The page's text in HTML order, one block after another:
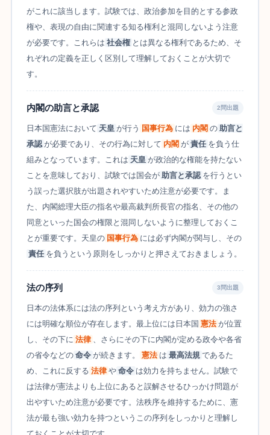
がこれに該当します。試験では、政治参加を目的とする参政
権や、表現の自由に関連する知る権利と混同しないよう注意
が必要です。これらは 社会権 とは異なる権利であるため、そ
れぞれの定義を正しく区別して理解しておくことが大切で
す。
内閣の助言と承認 2問出題
日本国憲法において 天皇 が行う 国事行為 には 内閣 の 助言と
承認 が必要であり、その行為に対して 内閣 が 責任 を負う仕
組みとなっています。これは 天皇 が政治的な権能を持たない
ことを意味しており、試験では国会が 助言と承認 を行うとい
う誤った選択肢が出題されやすいため注意が必要です。ま
た、内閣総理大臣の指名や最高裁判所長官の指名、その他の
同意といった国会の権限と混同しないように整理しておくこ
とが重要です。天皇の 国事行為 には必ず内閣が関与し、その
責任 を負うという原則をしっかりと押さえておきましょう。
法の序列 3問出題
日本の法体系には法の序列という考え方があり、効力の強さ
には明確な順位が存在します。最上位には日本国 憲法 が位置
し、その下に 法律 、さらにその下に内閣が定める政令や各省
の省令などの 命令 が続きます。 憲法 は 最高法規 であるた
め、これに反する 法律 や 命令 は効力を持ちません。試験で
は法律が憲法よりも上位にあると誤解させるひっかけ問題が
出やすいため注意が必要です。法秩序を維持するために、憲
法が最も強い効力を持つというこの序列をしっかりと理解し